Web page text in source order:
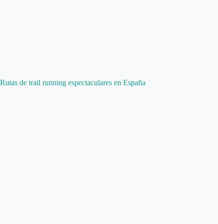
Rutas de trail running espectaculares en España